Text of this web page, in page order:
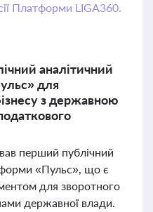
Платформи LIGA360.
аналітичний
для
з державною
перший публічний
«Пульс», що є
для зворотного
державної влади.